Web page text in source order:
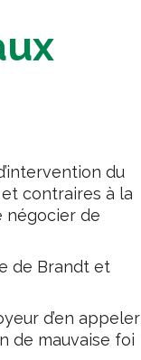
du
contraires à la
négocier de
de Brandt et
d’en appeler
de mauvaise foi